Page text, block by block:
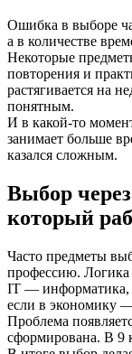
Ошибка в выборе
а в количестве
Некоторые
повторения и
растягивается на
понятным.
И в какой-то
занимает больше
казался сложным.
Выбор
который
Часто предметы
профессию. Логика
IT — информатика,
если в экономику
Проблема
сформирована. В 9